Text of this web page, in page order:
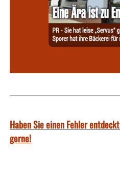
Haben Sie einen Fehler
gerne!